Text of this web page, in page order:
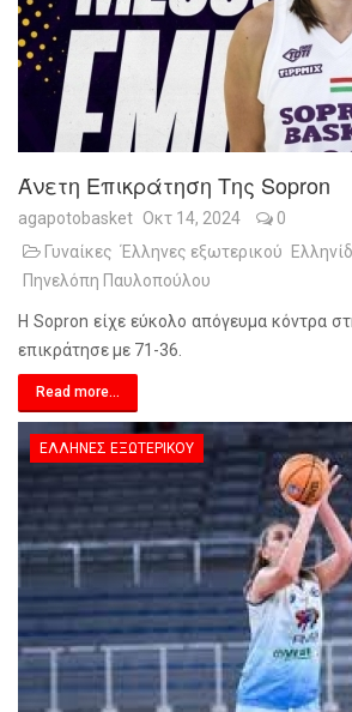
Άνετη Επικράτηση Της Sopron
agapotobasket Οκτ 14, 2024
0
Γυναίκες Έλληνες εξωτερικού
Πηνελόπη Παυλοπούλου
Η Sopron είχε εύκολο απόγευμα κόντρα
επικράτησε με 71-36.
Read more...
ΈΛΛΗΝΕΣ ΕΞΩΤΕΡΙΚΟΎ